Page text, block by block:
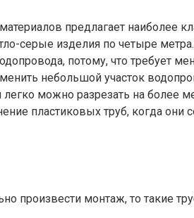
предлагает наиболее
серые изделия по четыре
потому, что требует
небольшой участок
можно разрезать на более
пластиковых труб, когда они
произвести монтаж, то такие